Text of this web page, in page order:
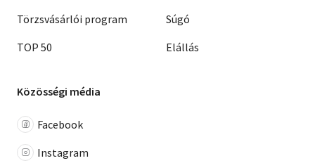
Törzsvásárlói program
TOP 50
Súgó
Elállás
Közösségi média
Facebook
Instagram